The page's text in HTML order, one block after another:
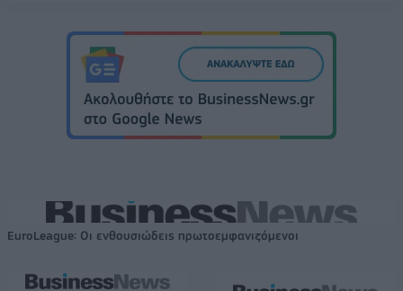
EuroLeague: Οι ενθουσιώδεις πρωτοεμφανιζόμενοι